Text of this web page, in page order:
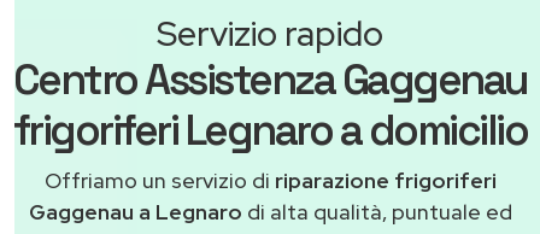
Servizio rapido
Centro Assistenza Gaggenau
frigoriferi Legnaro a domicilio
Offriamo un servizio di riparazione frigoriferi
Gaggenau a Legnaro di alta qualità, puntuale ed